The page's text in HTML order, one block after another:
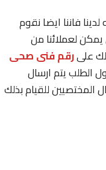
فاننا ايضا نقوم
لعملائنا من
علىرقم فنى صحى
الطلب يتم ارسال
للقيام بذلك